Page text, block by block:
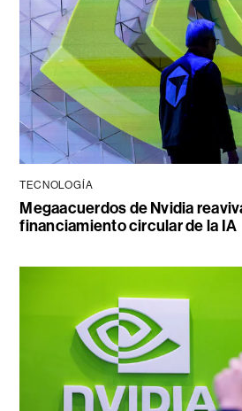
TECNOLOGÍA
Megaacuerdos de Nvidia
financiamiento circular de la IA